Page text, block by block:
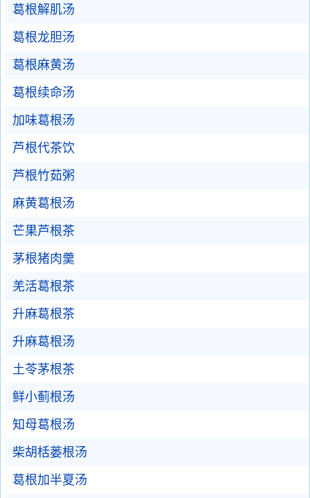
葛根解肌汤
葛根龙胆汤
葛根麻黄汤
葛根续命汤
加味葛根汤
芦根代茶饮
芦根竹茹粥
麻黄葛根汤
芒果芦根茶
茅根猪肉羹
羌活葛根茶
升麻葛根茶
升麻葛根汤
土苓茅根茶
鲜小蓟根汤
知母葛根汤
柴胡栝蒌根汤
葛根加半夏汤